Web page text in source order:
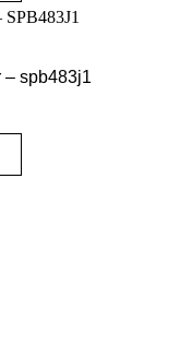
– spb483j1